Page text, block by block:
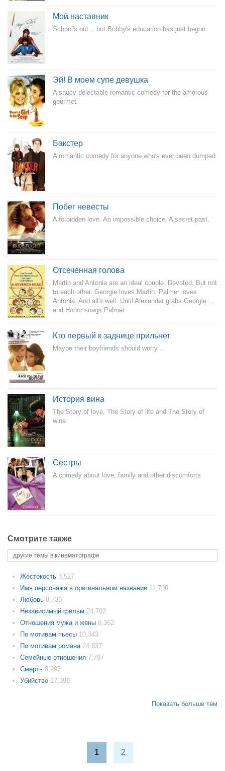
Мой наставник
School's out... but Bobby's education has just begun.
Эй! В моем супе девушка
A saucy delectable romantic comedy for the amorous
gourmet.
Бакстер
A romantic comedy for anyone who's ever been dumped
Побег невесты
A forbidden love. An impossible choice. A secret past.
Отсеченная голова
Martin and Antonia are an ideal couple. Devoted. But not
to each other. Georgie loves Martin. Palmer loves
Antonia. And all's well. Until Alexander grabs Georgie ...
and Honor snags Palmer.
Кто первый к заднице прильнет
Maybe their boyfriends should worry...
История вина
The Story of love, The Story of life and The Story of
wine
Сестры
A comedy about love, family and other discomforts
Смотрите также
другие темы в кинематографе
Жестокость 8,527
Имя персонажа в оригинальном названии 11,700
Любовь 8,739
Независимый фильм 24,702
Отношения мужа и жены 8,362
По мотивам пьесы 10,343
По мотивам романа 24,837
Семейные отношения 7,797
Смерть 8,997
Убийство 17,398
Показать больше тем
1 2